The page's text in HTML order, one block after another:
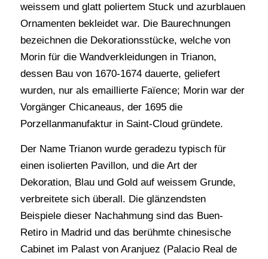
weissem und glatt poliertem Stuck und azurblauen
Ornamenten bekleidet war. Die Baurechnungen
bezeichnen die Dekorationsstücke, welche von
Morin für die Wandverkleidungen in Trianon,
dessen Bau von 1670-1674 dauerte, geliefert
wurden, nur als emaillierte Faïence; Morin war der
Vorgänger Chicaneaus, der 1695 die
Porzellanmanufaktur in Saint-Cloud gründete.
Der Name Trianon wurde geradezu typisch für
einen isolierten Pavillon, und die Art der
Dekoration, Blau und Gold auf weissem Grunde,
verbreitete sich überall. Die glänzendsten
Beispiele dieser Nachahmung sind das Buen-
Retiro in Madrid und das berühmte chinesische
Cabinet im Palast von Aranjuez (Palacio Real de